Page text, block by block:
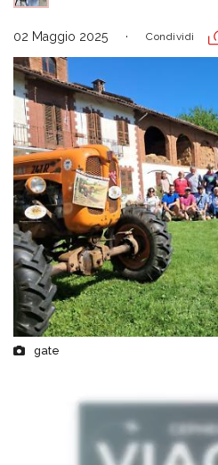
02 Maggio 2025 Condividi
gate